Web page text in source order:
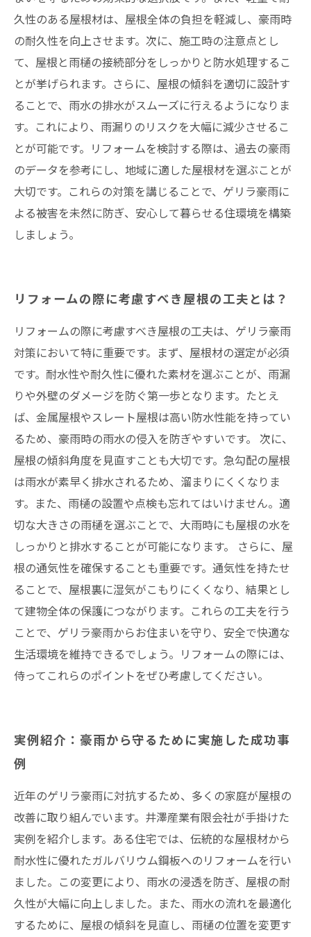
久性のある屋根材は、屋根全体の負担を軽減し、豪雨時
の耐久性を向上させます。次に、施工時の注意点とし
て、屋根と雨樋の接続部分をしっかりと防水処理するこ
とが挙げられます。さらに、屋根の傾斜を適切に設計す
ることで、雨水の排水がスムーズに行えるようになりま
す。これにより、雨漏りのリスクを大幅に減少させるこ
とが可能です。リフォームを検討する際は、過去の豪雨
のデータを参考にし、地域に適した屋根材を選ぶことが
大切です。これらの対策を講じることで、ゲリラ豪雨に
よる被害を未然に防ぎ、安心して暮らせる住環境を構築
しましょう。
リフォームの際に考慮すべき屋根の工夫とは？
リフォームの際に考慮すべき屋根の工夫は、ゲリラ豪雨
対策において特に重要です。まず、屋根材の選定が必須
です。耐水性や耐久性に優れた素材を選ぶことが、雨漏
りや外壁のダメージを防ぐ第一歩となります。たとえ
ば、金属屋根やスレート屋根は高い防水性能を持ってい
るため、豪雨時の雨水の侵入を防ぎやすいです。 次に、
屋根の傾斜角度を見直すことも大切です。急勾配の屋根
は雨水が素早く排水されるため、溜まりにくくなりま
す。また、雨樋の設置や点検も忘れてはいけません。適
切な大きさの雨樋を選ぶことで、大雨時にも屋根の水を
しっかりと排水することが可能になります。 さらに、屋
根の通気性を確保することも重要です。通気性を持たせ
ることで、屋根裏に湿気がこもりにくくなり、結果とし
て建物全体の保護につながります。これらの工夫を行う
ことで、ゲリラ豪雨からお住まいを守り、安全で快適な
生活環境を維持できるでしょう。リフォームの際には、
侍ってこれらのポイントをぜひ考慮してください。
実例紹介：豪雨から守るために実施した成功事
例
近年のゲリラ豪雨に対抗するため、多くの家庭が屋根の
改善に取り組んでいます。井澤産業有限会社が手掛けた
実例を紹介します。ある住宅では、伝統的な屋根材から
耐水性に優れたガルバリウム鋼板へのリフォームを行い
ました。この変更により、雨水の浸透を防ぎ、屋根の耐
久性が大幅に向上しました。また、雨水の流れを最適化
するために、屋根の傾斜を見直し、雨樋の位置を変更す